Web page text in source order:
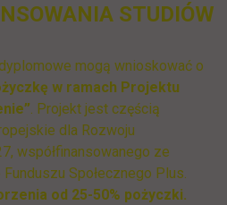
STUDIÓW
mogą wnioskować o
w ramach Projektu
. Projekt jest częścią
dla Rozwoju
współfinansowanego ze
Społecznego Plus.
od 25-50% pożyczki.